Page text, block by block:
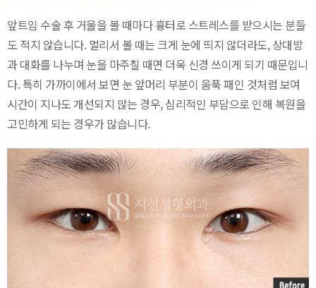
앞트임 수술 후 거울을 볼 때마다 흉터로 스트레스를 받으시는 분들
도 적지 않습니다. 멀리서 볼 때는 크게 눈에 띄지 않더라도, 상대방
과 대화를 나누며 눈을 마주칠 때면 더욱 신경 쓰이게 되기 때문입니
다. 특히 가까이에서 보면 눈 앞머리 부분이 움푹 패인 것처럼 보여
시간이 지나도 개선되지 않는 경우, 심리적인 부담으로 인해 복원을
고민하게 되는 경우가 많습니다.